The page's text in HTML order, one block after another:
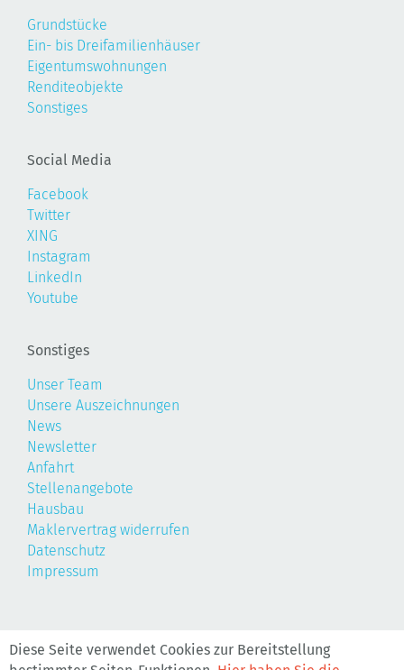
Diese Seite verwendet Cookies zur Bereitstellung
Grundstücke
Ein- bis Dreifamilienhäuser
Eigentumswohnungen
Renditeobjekte
Sonstiges
Social Media
Facebook
Twitter
XING
Instagram
LinkedIn
Youtube
Sonstiges
Unser Team
Unsere Auszeichnungen
News
Newsletter
Anfahrt
Stellenangebote
Hausbau
Maklervertrag widerrufen
Datenschutz
Impressum
©2026, Realis